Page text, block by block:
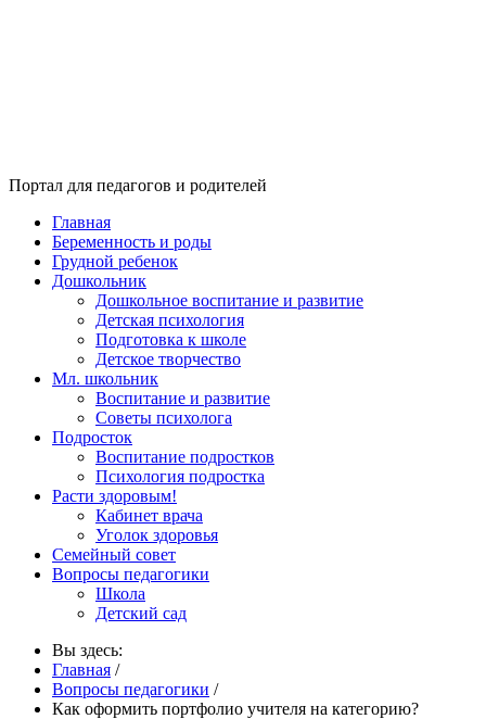
Портал для педагогов и родителей
Главная
Беременность и роды
Грудной ребенок
Дошкольник
Дошкольное воспитание и развитие
Детская психология
Подготовка к школе
Детское творчество
Мл. школьник
Воспитание и развитие
Советы психолога
Подросток
Воспитание подростков
Психология подростка
Расти здоровым!
Кабинет врача
Уголок здоровья
Семейный совет
Вопросы педагогики
Школа
Детский сад
Вы здесь:
Главная /
Вопросы педагогики /
Как оформить портфолио учителя на категорию?